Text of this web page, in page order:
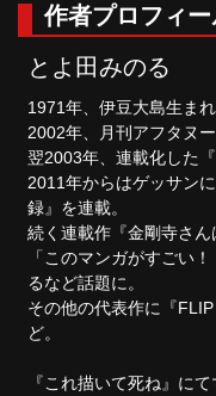
作者プロフィー
とよ田みのる
1971年、伊豆大島生まれ
2002年、月刊アフタヌ
翌2003年、連載化した
2011年からはゲッサン
録』を連載。
続く連載作『金剛寺さん
「このマンガがすごい
るなど話題に。
その他の代表作に『
ど。
『これ描いて死ね』に